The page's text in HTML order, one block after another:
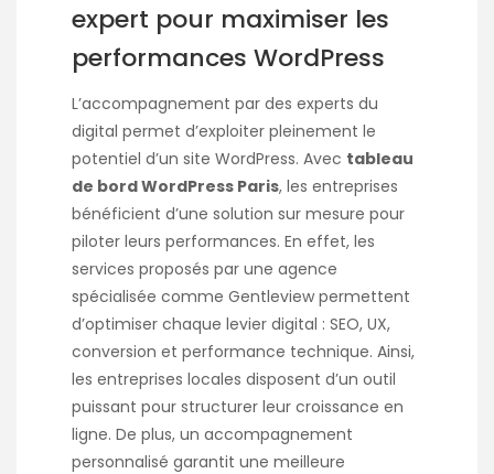
expert pour maximiser les
performances WordPress
L’accompagnement par des experts du
digital permet d’exploiter pleinement le
potentiel d’un site WordPress. Avec tableau
de bord WordPress Paris, les entreprises
bénéficient d’une solution sur mesure pour
piloter leurs performances. En effet, les
services proposés par une agence
spécialisée comme Gentleview permettent
d’optimiser chaque levier digital : SEO, UX,
conversion et performance technique. Ainsi,
les entreprises locales disposent d’un outil
puissant pour structurer leur croissance en
ligne. De plus, un accompagnement
personnalisé garantit une meilleure